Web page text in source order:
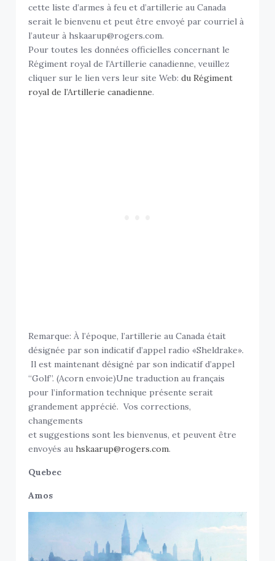
cette liste d’armes à feu et d’artillerie au Canada
serait le bienvenu et peut être envoyé par courriel à
l’auteur à hskaarup@rogers.com.
Pour toutes les données officielles concernant le
Régiment royal de l’Artillerie canadienne, veuillez
cliquer sur le lien vers leur site Web:du Régiment
royal de l’Artillerie canadienne.
Remarque: À l’époque, l’artillerie au Canada était
désignée par son indicatif d’appel radio «Sheldrake».
Il est maintenant désigné par son indicatif d’appel
“Golf”. (Acorn envoie)Une traduction au français
pour l’information technique présente serait
grandement apprécié. Vos corrections,
changements
et suggestions sont les bienvenus, et peuvent être
envoyés auhskaarup@rogers.com.
Quebec
Amos